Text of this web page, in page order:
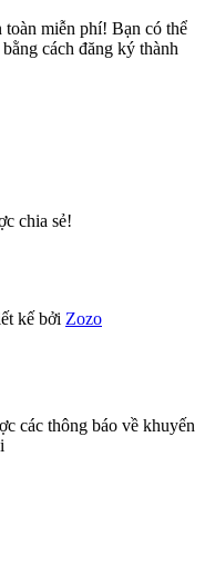
toàn miễn phí! Bạn có thể
cách đăng ký thành
chia sẻ!
kế bởi Zozo
các thông báo về khuyến